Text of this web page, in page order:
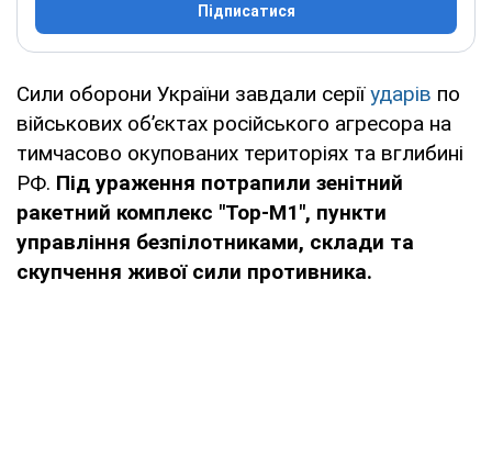
Підписатися
Сили оборони України завдали серіїударів по
військових об’єктах російського агресора на
тимчасово окупованих територіях та вглибині
РФ. Під ураження потрапили зенітний
ракетний комплекс "Тор-М1", пункти
управління безпілотниками, склади та
скупчення живої сили противника.